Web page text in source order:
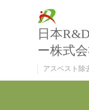
日本
ー株式
アスベスト除